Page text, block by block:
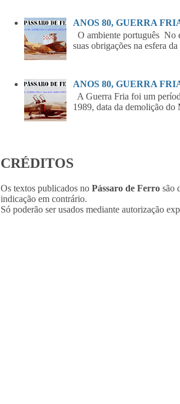
ANOS 80, GUERRA
O ambiente português No
suas obrigações na esfera
ANOS 80, GUERRA
A Guerra Fria foi um
1989, data da demolição
CRÉDITOS
Os textos publicados no Pássaro de Ferro são
indicação em contrário.
Só poderão ser usados mediante autorização